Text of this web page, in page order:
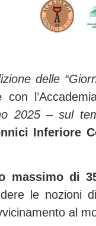
delle
2025 – sul
Inferiore
massimo di
le nozioni
al